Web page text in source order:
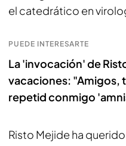
el catedrático en
PUEDE INTERESARTE
La 'invocación' de
vacaciones: "Amigos,
repetid conmigo
Risto Mejide ha